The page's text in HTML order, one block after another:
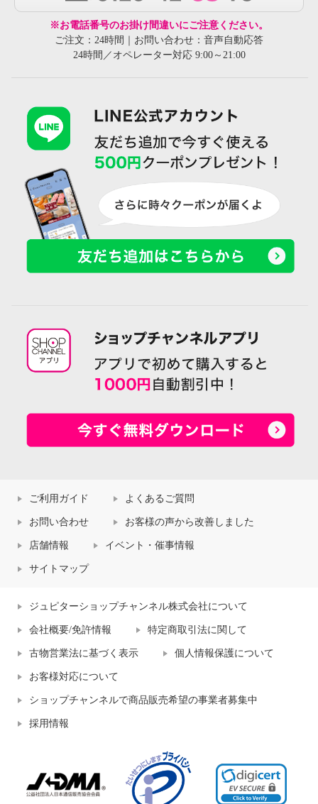
※お電話番号のお掛け間違いにご注意ください。
ご注文：24時間｜お問い合わせ：音声自動応答
24時間／オペレーター対応 9:00～21:00
ご利用ガイド よくあるご質問
お問い合わせ お客様の声から改善しました
店舗情報 イベント・催事情報
サイトマップ
ジュピターショップチャンネル株式会社について
会社概要/免許情報 特定商取引法に関して
古物営業法に基づく表示 個人情報保護について
お客様対応について
ショップチャンネルで商品販売希望の事業者募集中
採用情報